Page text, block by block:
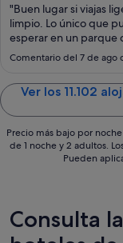
"Buen lugar si viajas
limpio. Lo único que
esperar en un parque
check in porque no
común a esperar que
in anticipado de 1
Comentario del 7 de ago
Ver los 11.102
Precio más bajo por
de 1 noche y 2 adultos.
Pueden
Consulta